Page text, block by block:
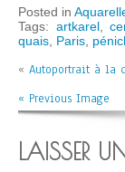
Posted in
Tags: artkarel,
quais Paris
« Autoportrait à la
« Previous Image
LAISSER